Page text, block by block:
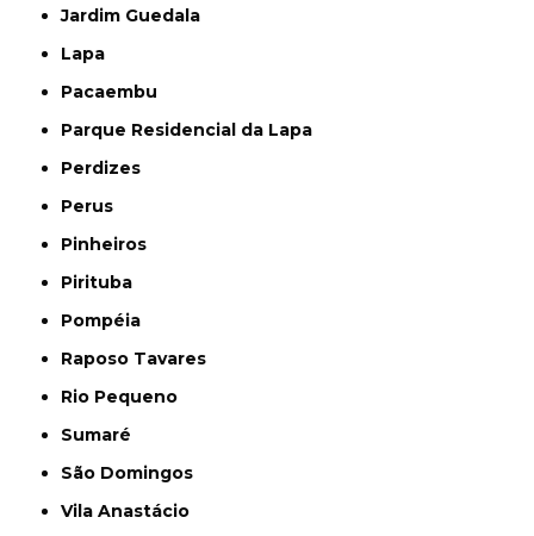
Jardim Guedala
Lapa
Pacaembu
Parque Residencial da Lapa
Perdizes
Perus
Pinheiros
Pirituba
Pompéia
Raposo Tavares
Rio Pequeno
Sumaré
São Domingos
Vila Anastácio